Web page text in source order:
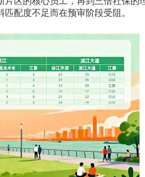
配度不足而在预审阶段受阻。